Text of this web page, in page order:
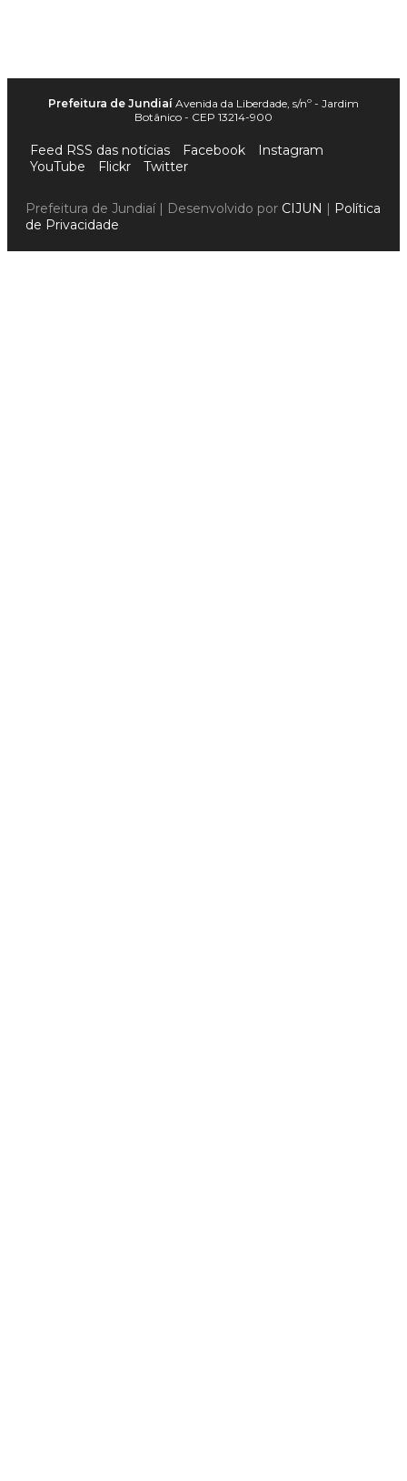
Prefeitura de Jundiaí Avenida da Liberdade, s/nº - Jardim
Botânico - CEP 13214-900
Feed RSS das notícias Facebook
Instagram
YouTube
Flickr Twitter
Prefeitura de Jundiaí | Desenvolvido por CIJUN | Política
de Privacidade